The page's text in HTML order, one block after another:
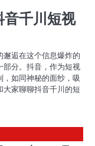
千川短视
逅在这个信息爆炸的
分。抖音，作为短视
如同神秘的面纱，吸
大家聊聊抖音千川的短